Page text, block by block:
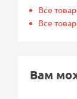
Все
Все
Вам